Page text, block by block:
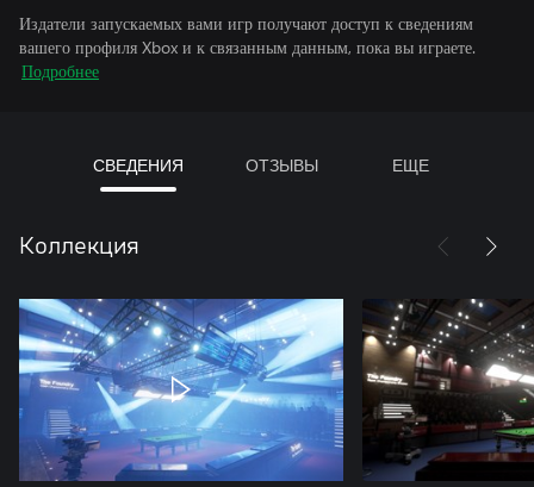
Издатели запускаемых вами игр получают доступ к сведениям
вашего профиля Xbox и к связанным данным, пока вы играете.
Подробнее
СВЕДЕНИЯ ОТЗЫВЫ ЕЩЕ
Коллекция